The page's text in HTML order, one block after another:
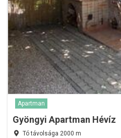
Apartman
Gyöngyi Apartman Hévíz
Tó távolsága 2000 m